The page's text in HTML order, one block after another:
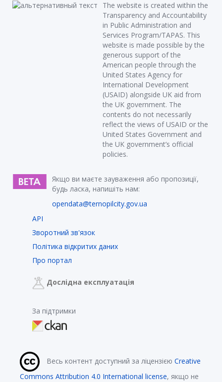
The website is created within the
Transparency and Accountability
in Public Administration and
Services Program/TAPAS. This
website is made possible by the
generous support of the
American people through the
United States Agency for
International Development
(USAID) alongside UK aid from
the UK government. The
contents do not necessarily
reflect the views of USAID or the
United States Government and
the UK government’s official
policies.
Якщо ви маєте зауваження або пропозиції,
будь ласка, напишіть нам:
opendata@ternopilcity.gov.ua
API
Зворотний зв'язок
Політика відкритих даних
Про портал
Дослідна експлуатація
За підтримки
Весь контент доступний за ліцензією Creative
Commons Attribution 4.0 International license, якщо не